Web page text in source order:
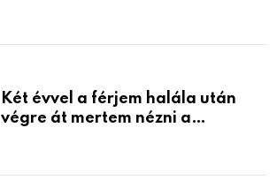
Két évvel a férjem halála után
végre át mertem nézni a
életemet